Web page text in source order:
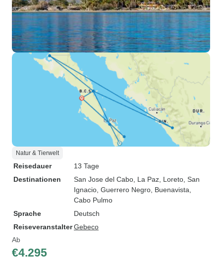
Natur & Tierwelt
Reisedauer
13 Tage
Destinationen
San Jose del Cabo , La Paz , Loreto , San
Ignacio , Guerrero Negro , Buenavista
Cabo Pulmo
Sprache
Deutsch
ReiseveranstalterGebeco
Ab
€4.295